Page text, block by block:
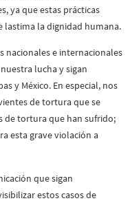
ya que estas prácticas
lastima la dignidad humana.
nacionales e internacionales
lucha y sigan
y México. En especial, nos
de tortura que se
de tortura que han sufrido;
esta grave violación a
que sigan
estos casos de